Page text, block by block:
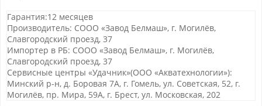
Гарантия:12 месяцев
Производитель: СООО «Завод Белмаш», г. Могилёв,
Славгородский проезд, 37
Импортер в РБ: СООО «Завод Белмаш», г. Могилёв,
Славгородский проезд, 37
Сервисные центры «Удачник»(ООО «Акватехнологии»):
Минский р-н, д. Боровая 7А, г. Гомель, ул. Советская, 52, г.
Могилёв, пр. Мира, 59А, г. Брест, ул. Московская, 202